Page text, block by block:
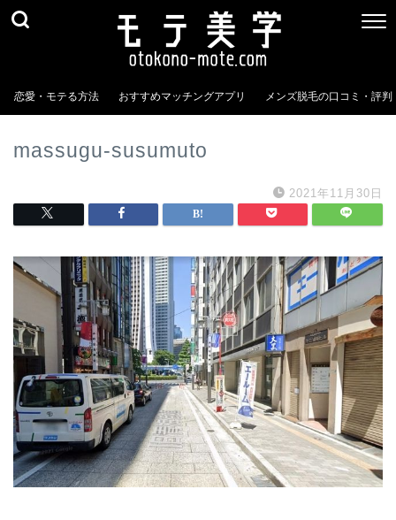
恋愛・モテる方法 おすすめマッチングアプリ メンズ脱毛の口コミ・評判
massugu-susumuto
2021年11月30日